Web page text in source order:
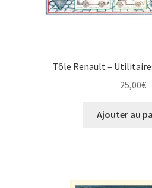
Tôle Renault –
25,00€
Ajouter au